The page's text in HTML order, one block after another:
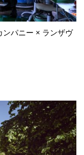
ンパニー × ランザヴ